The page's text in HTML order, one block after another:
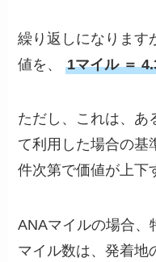
繰り返しになります
値を、1マイル ＝
ただし、これは、あ
て利用した場合の基
件次第で価値が上下
ANAマイルの場合、
マイル数は、発着地